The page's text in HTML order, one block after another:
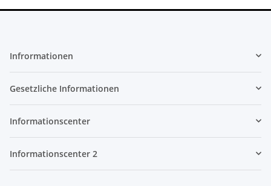
Infrormationen
Gesetzliche Informationen
Informationscenter
Informationscenter 2